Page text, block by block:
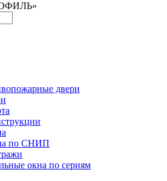
двери
по СНИП
окна по сериям